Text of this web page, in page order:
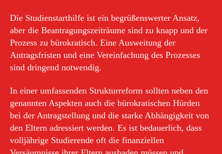
Die Studienstarthilfe ist ein begrüßenswerter Ansatz,
aber die Beantragungszeiträume sind zu knapp und der
Prozess zu bürokratisch. Eine Ausweitung der
Antragsfristen und eine Vereinfachung des Prozesses
sind dringend notwendig.
In einer umfassenden Strukturreform sollten neben den
genannten Aspekten auch die bürokratischen Hürden
bei der Antragstellung und die starke Abhängigkeit von
den Eltern adressiert werden. Es ist bedauerlich, dass
volljährige Studierende oft die finanziellen